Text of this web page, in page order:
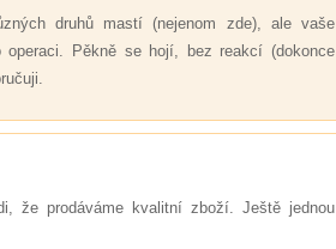
druhů mastí (nejenom zde), ale vaše
Pěkně se hojí, bez reakcí (dokonce
že prodáváme kvalitní zboží. Ještě jednou